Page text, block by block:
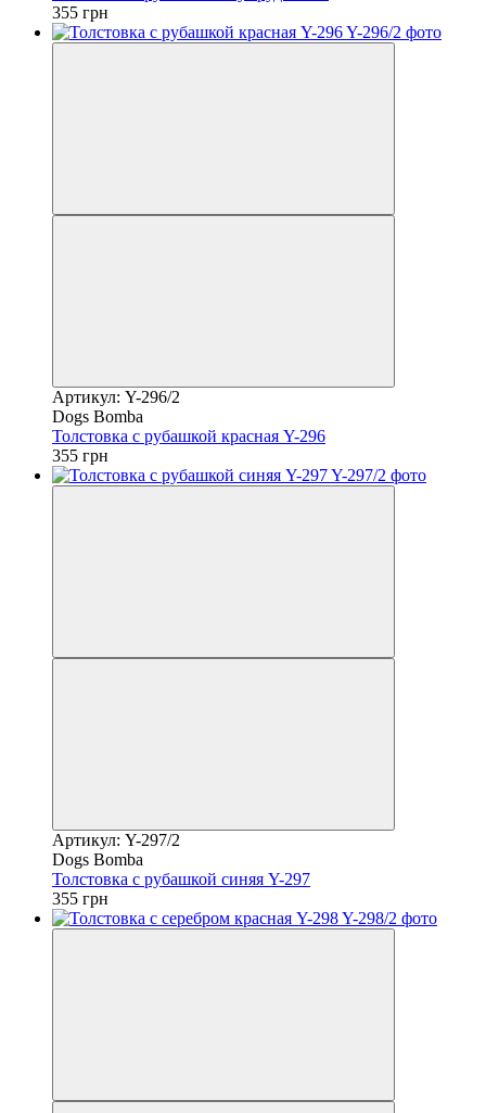
355 грн
Артикул: Y-296/2
Dogs Bomba
Толстовка с рубашкой красная Y-296
355 грн
Артикул: Y-297/2
Dogs Bomba
Толстовка с рубашкой синяя Y-297
355 грн